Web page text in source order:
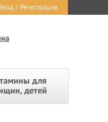
/ Регистрация
для
детей